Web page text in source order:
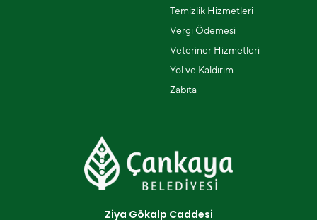
Temizlik Hizmetleri
Vergi Ödemesi
Veteriner Hizmetleri
Yol ve Kaldırım
Zabıta
Ziya Gökalp Caddesi